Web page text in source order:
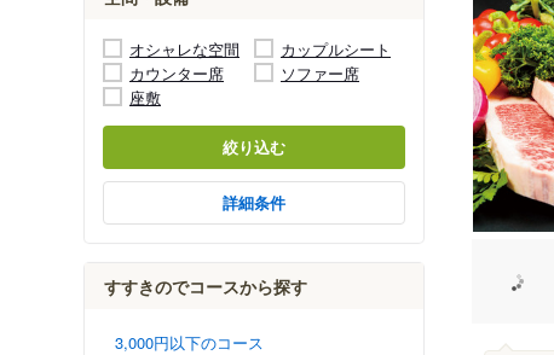
オシャレな空間
カップルシート
カウンター席
ソファー席
座敷
絞り込む
詳細条件
すすきのでコースから探す
3,000円以下のコース